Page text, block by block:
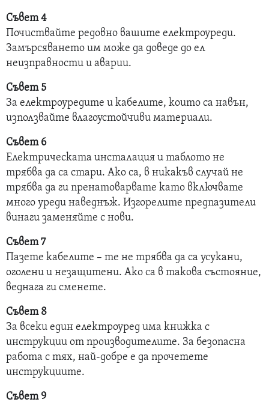
Съвет 4
Почиствайте редовно вашите електроуреди.
Замърсяването им може да доведе до ел
неизправности и аварии.
Съвет 5
За електроуредите и кабелите, които са навън,
използвайте влагоустойчиви материали.
Съвет 6
Електрическата инсталация и таблото не
трябва да са стари. Ако са, в никакъв случай не
трябва да ги пренатоварвате като включвате
много уреди наведнъж. Изгорелите предпазители
винаги заменяйте с нови.
Съвет 7
Пазете кабелите – те не трябва да са усукани,
оголени и незащитени. Ако са в такова състояние,
веднага ги сменете.
Съвет 8
За всеки един електроуред има книжка с
инструкции от производителите. За безопасна
работа с тях, най-добре е да прочетете
инструкциите.
Съвет 9